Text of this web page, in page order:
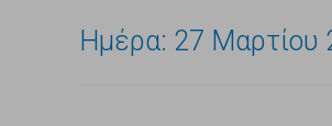
Ημέρα: 27 Μαρτίου